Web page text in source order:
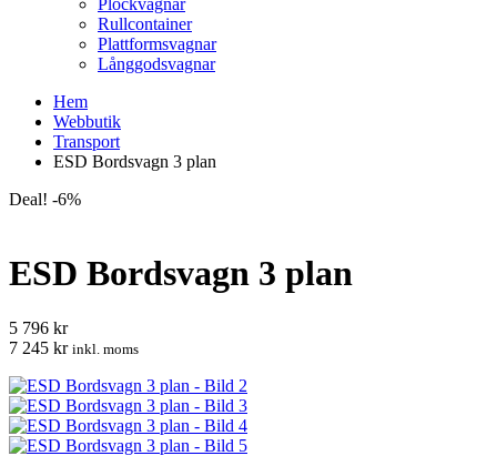
Plockvagnar
Rullcontainer
Plattformsvagnar
Långgodsvagnar
Hem
Webbutik
Transport
ESD Bordsvagn 3 plan
Deal! -6%
ESD Bordsvagn 3 plan
5 796 kr
7 245 kr inkl. moms